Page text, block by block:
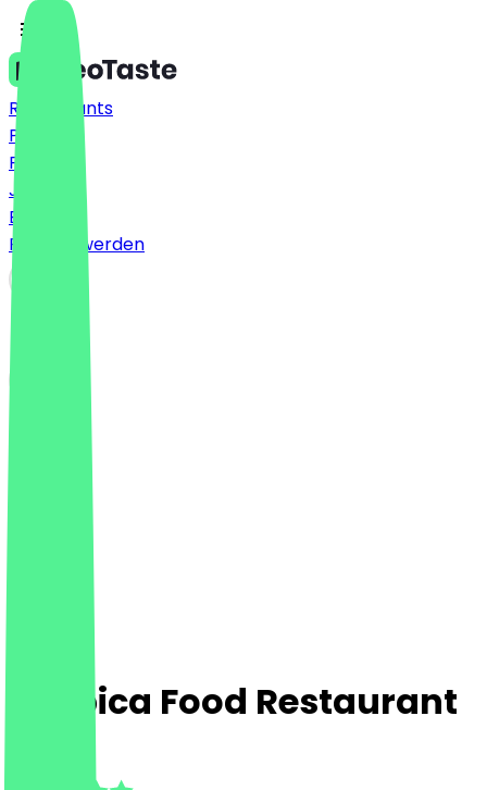
Restaurants
Preise
FAQ
Jobs
Blog
Partner werden
Arabica Food Restaurant